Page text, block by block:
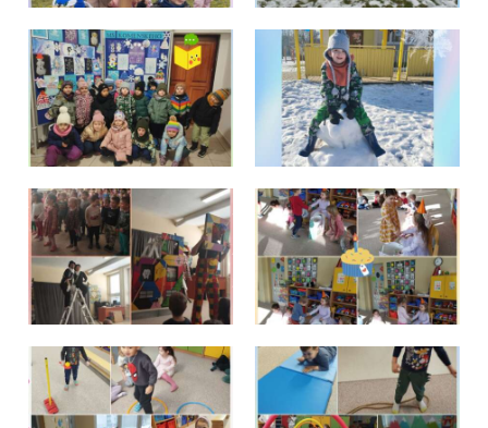
Jedálny lístok
Kontakt
Ochrana osobných
údajov – GDPR
Vzdelávanie
zamestnancov